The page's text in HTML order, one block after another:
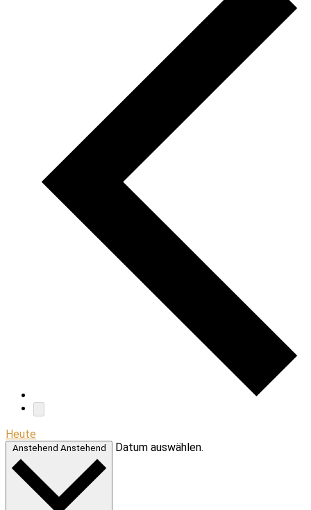
Heute
Anstehend Anstehend Datum auswählen.